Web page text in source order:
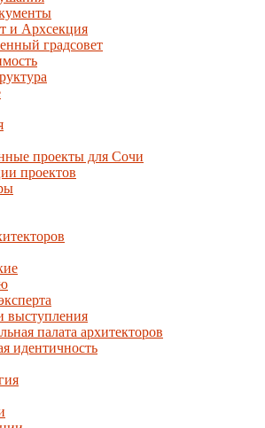
и Архсекция
градсовет
проекты для Сочи
проектов
выступления
палата архитекторов
идентичность